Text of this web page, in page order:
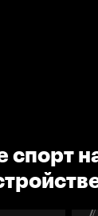
спорт